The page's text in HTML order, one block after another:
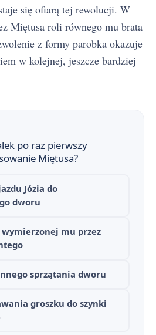
się ofiarą tej rewolucji. W
Miętusa roli równego mu brata
z formy parobka okazuje
w kolejnej, jeszcze bardziej
po raz pierwszy
Miętusa?
Józia do
dworu
wymierzonej mu przez
sprzątania dworu
groszku do szynki
krótkie i szczegółowe
Ferdydurke